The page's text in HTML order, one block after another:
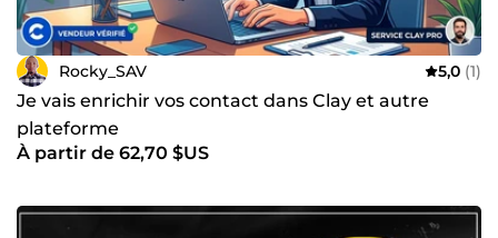
Rocky_SAV 5,0 (1)
Je vais enrichir vos contact dans Clay et autre
plateforme
À partir de 62,70 $US